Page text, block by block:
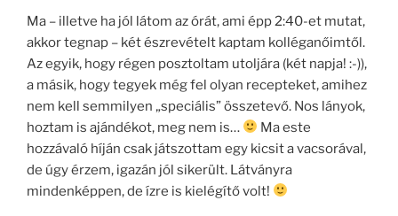
Ma – illetve ha jól látom az órát, ami épp 2:40-et mutat,
akkor tegnap – két észrevételt kaptam kolléganőimtől.
Az egyik, hogy régen posztoltam utoljára (két napja! :-)),
a másik, hogy tegyek még fel olyan recepteket, amihez
nem kell semmilyen „speciális” összetevő. Nos lányok,
hoztam is ajándékot, meg nem is…
Ma este
hozzávaló híján csak játszottam egy kicsit a vacsorával,
de úgy érzem, igazán jól sikerült. Látványra
mindenképpen, de ízre is kielégítő volt!